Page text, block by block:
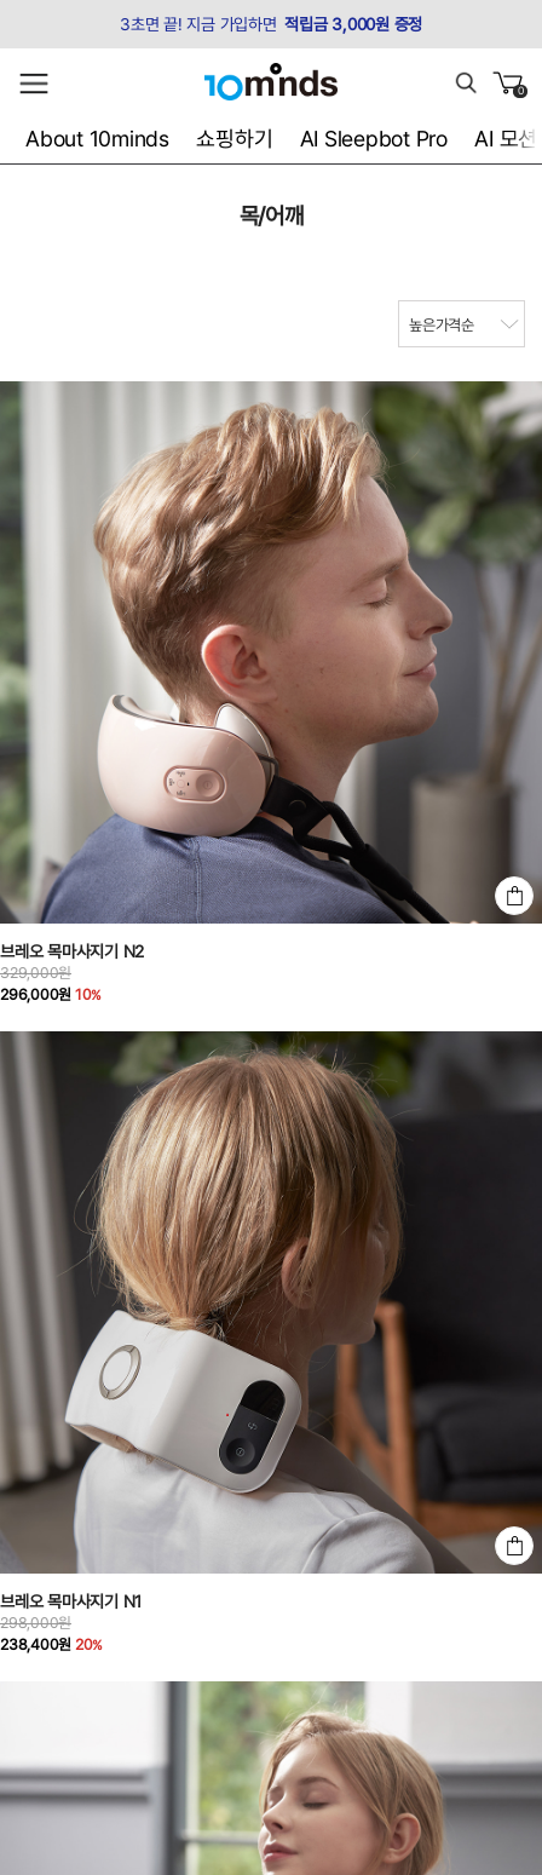
3초면 끝! 지금 가입하면 적립금 3,000원 증정
0
About 10minds 쇼핑하기 AI Sleepbot Pro AI 모션
목/어깨
브레오 목마사지기 N2
329,000원
296,000원 10
브레오 목마사지기 N1
298,000원
238,400원 20